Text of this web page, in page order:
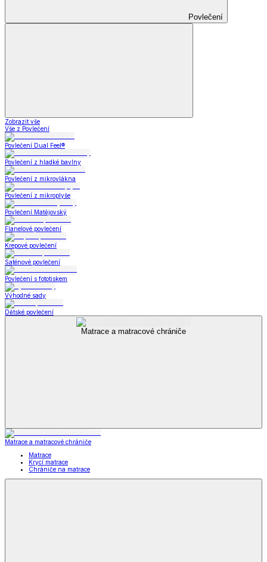
Povlečení
Zobrazit vše
Vše z Povlečení
Povlečení Dual Feel®
Povlečení z hladké bavlny
Povlečení z mikrovlákna
Povlečení z mikroplyše
Povlečení Matějovský
Flanelové povlečení
Krepové povlečení
Saténové povlečení
Povlečení s fototiskem
Výhodné sady
Dětské povlečení
Matrace a matracové chrániče
Matrace a matracové chrániče
Matrace
Krycí matrace
Chrániče na matrace